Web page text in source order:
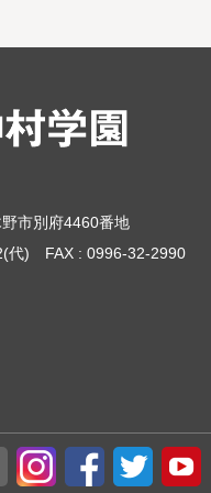
市別府4460番地
代)
FAX : 0996-32-2990